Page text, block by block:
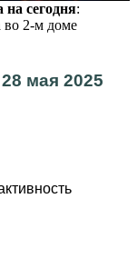
сегодня:
2-м доме
мая 2025